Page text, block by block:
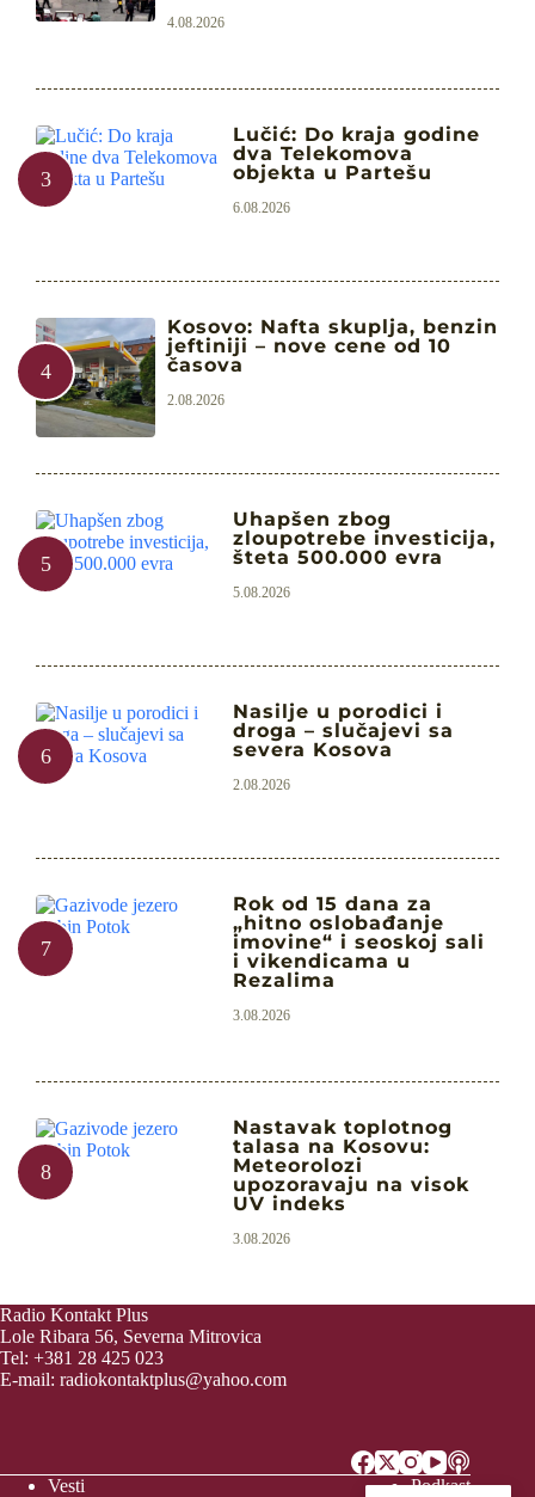
4.08.2026
Lučić: Do kraja godine
dva Telekomova
objekta u Partešu
6.08.2026
Kosovo: Nafta skuplja, benzin
jeftiniji – nove cene od 10
časova
2.08.2026
Uhapšen zbog
zloupotrebe investicija,
šteta 500.000 evra
5.08.2026
Nasilje u porodici i
droga – slučajevi sa
severa Kosova
2.08.2026
Rok od 15 dana za
„hitno oslobađanje
imovine“ i seoskoj sali
i vikendicama u
Rezalima
3.08.2026
Nastavak toplotnog
talasa na Kosovu:
Meteorolozi
upozoravaju na visok
UV indeks
3.08.2026
Radio Kontakt Plus
Lole Ribara 56, Severna Mitrovica
Tel: +381 28 425 023
E-mail: radiokontaktplus@yahoo.com
Vesti Podkast